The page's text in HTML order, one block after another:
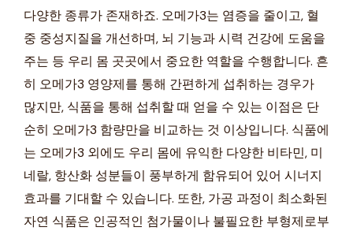
다양한 종류가 존재하죠. 오메가3는 염증을 줄이고, 혈
중 중성지질을 개선하며, 뇌 기능과 시력 건강에 도움을
주는 등 우리 몸 곳곳에서 중요한 역할을 수행합니다. 흔
히 오메가3 영양제를 통해 간편하게 섭취하는 경우가
많지만, 식품을 통해 섭취할 때 얻을 수 있는 이점은 단
순히 오메가3 함량만을 비교하는 것 이상입니다. 식품에
는 오메가3 외에도 우리 몸에 유익한 다양한 비타민, 미
네랄, 항산화 성분들이 풍부하게 함유되어 있어 시너지
효과를 기대할 수 있습니다. 또한, 가공 과정이 최소화된
자연 식품은 인공적인 첨가물이나 불필요한 부형제로부